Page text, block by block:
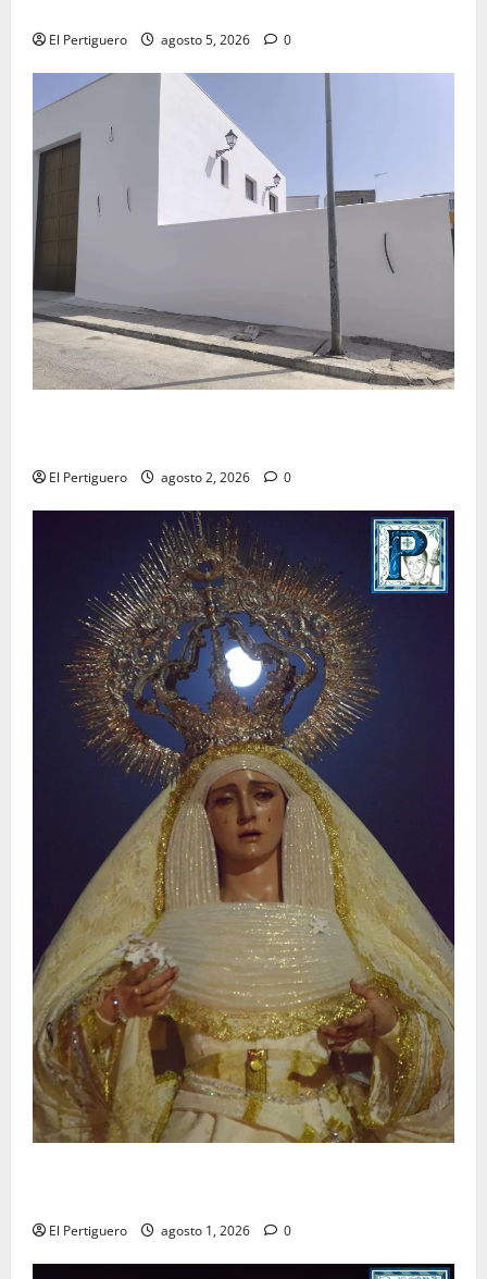
El Pertiguero agosto 5, 2026 0
El Pertiguero agosto 2, 2026 0
El Pertiguero agosto 1, 2026 0